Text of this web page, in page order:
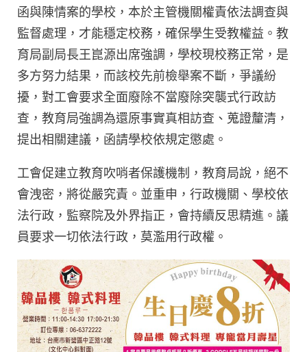
函與陳情案的學校，本於主管機關權責依法調查與
監督處理，才能穩定校務，確保學生受教權益。教
育局副局長王崑源出席強調，學校現校務正常，是
多方努力結果，而該校先前檢舉案不斷，爭議紛
擾，對工會要求全面廢除不當廢除突襲式行政訪
查，教育局強調為還原事實真相訪查、蒐證釐清，
提出相關建議，函請學校依規定懲處。
工會促建立教育吹哨者保護機制，教育局說，絕不
會洩密，將從嚴究責。並重申，行政機關、學校依
法行政，監察院及外界指正，會持續反思精進。議
員要求一切依法行政，莫濫用行政權。